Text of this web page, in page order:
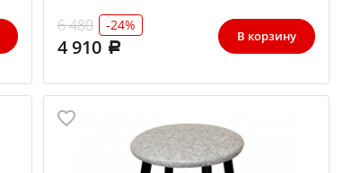
6 480
-24%
4 910 В корзину